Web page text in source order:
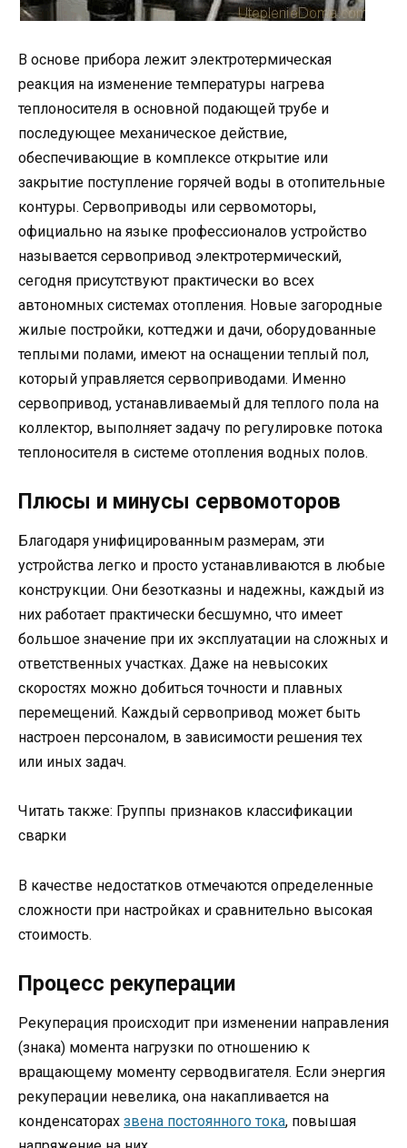
В основе прибора лежит электротермическая
реакция на изменение температуры нагрева
теплоносителя в основной подающей трубе и
последующее механическое действие,
обеспечивающие в комплексе открытие или
закрытие поступление горячей воды в отопительные
контуры. Сервоприводы или сервомоторы,
официально на языке профессионалов устройство
называется сервопривод электротермический,
сегодня присутствуют практически во всех
автономных системах отопления. Новые загородные
жилые постройки, коттеджи и дачи, оборудованные
теплыми полами, имеют на оснащении теплый пол,
который управляется сервоприводами. Именно
сервопривод, устанавливаемый для теплого пола на
коллектор, выполняет задачу по регулировке потока
теплоносителя в системе отопления водных полов.
Плюсы и минусы сервомоторов
Благодаря унифицированным размерам, эти
устройства легко и просто устанавливаются в любые
конструкции. Они безотказны и надежны, каждый из
них работает практически бесшумно, что имеет
большое значение при их эксплуатации на сложных и
ответственных участках. Даже на невысоких
скоростях можно добиться точности и плавных
перемещений. Каждый сервопривод может быть
настроен персоналом, в зависимости решения тех
или иных задач.
Читать также: Группы признаков классификации
сварки
В качестве недостатков отмечаются определенные
сложности при настройках и сравнительно высокая
стоимость.
Процесс рекуперации
Рекуперация происходит при изменении направления
(знака) момента нагрузки по отношению к
вращающему моменту серводвигателя. Если энергия
рекуперации невелика, она накапливается на
конденсаторах звена постоянного тока, повышая